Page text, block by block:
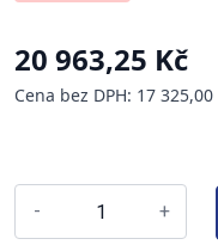
20 963,25 Kč
Cena bez DPH: 17 325,00
- +